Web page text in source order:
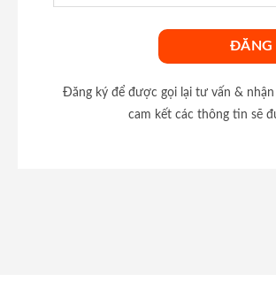
Đăng ký để được gọi lại tư vấn &
cam kết các thông tin sẽ